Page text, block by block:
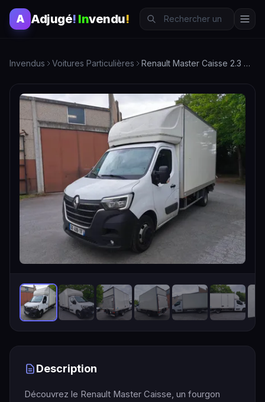
A Adjugé! Invendu!
Invendus Voitures Particulières Renault Master Caisse 2.3 DCI 160 CH avec Hayon - Fourgon Utilitaire
Description
Découvrez le Renault Master Caisse, un fourgon